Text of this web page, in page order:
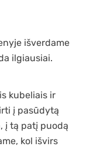
išverdame
ilgiausiai.
kubeliais ir
į pasūdytą
į tą patį puodą
kol išvirs